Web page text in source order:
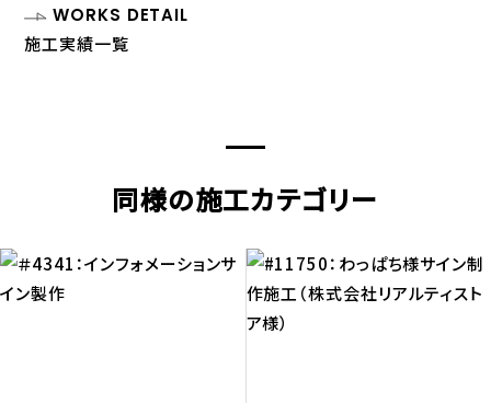
WORKS DETAIL
施工実績一覧
同様の施工カテゴリー